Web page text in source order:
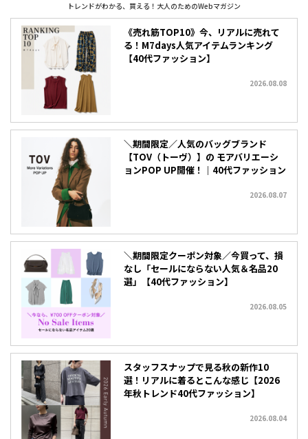
トレンドがわかる、買える！大人のためのWebマガジン
《売れ筋TOP10》今、リアルに売れて
る！M7days人気アイテムランキング
【40代ファッション】
2026.08.08
＼期間限定／人気のバッグブランド
【TOV（トーヴ）】の モアバリエーシ
ョンPOP UP開催！｜40代ファッション
2026.08.07
＼期間限定クーポン対象／今買って、損
なし「セールにならない人気＆名品20
選」【40代ファッション】
2026.08.05
スタッフスナップで見る秋の新作10
選！リアルに着るとこんな感じ【2026
年秋トレンド40代ファッション】
2026.08.04